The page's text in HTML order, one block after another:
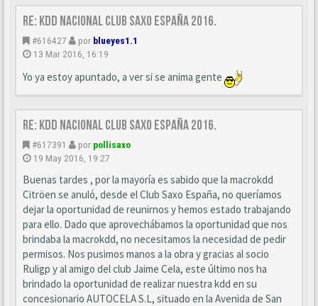
Re: KDD Nacional Club Saxo España 2016.
#616427 por blueyes1.1
13 Mar 2016, 16:19
Yo ya estoy apuntado, a ver si se anima gente
Re: KDD Nacional Club Saxo España 2016.
#617391 por pollisaxo
19 May 2016, 19:27
Buenas tardes , por la mayoría es sabido que la macrokdd
Citröen se anuló, desde el Club Saxo España, no queríamos
dejar la oportunidad de reunirnos y hemos estado trabajando
para ello. Dado que aprovechábamos la oportunidad que nos
brindaba la macrokdd, no necesitamos la necesidad de pedir
permisos. Nos pusimos manos a la obra y gracias al socio
Ruligp y al amigo del club Jaime Cela, este último nos ha
brindado la oportunidad de realizar nuestra kdd en su
concesionario AUTOCELA S.L, situado en la Avenida de San